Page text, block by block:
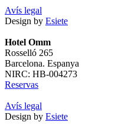
Avís legal
Design by Esiete
Hotel Omm
Rosselló 265
Barcelona. Espanya
NIRC: HB-004273
Reservas
Avís legal
Design by Esiete